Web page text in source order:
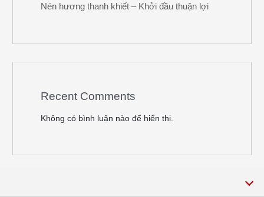
Nén hương thanh khiết – Khởi đầu thuận lợi
Recent Comments
Không có bình luận nào để hiển thị.